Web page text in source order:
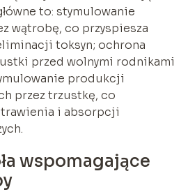
to: stymulowanie
wątrobę, co przyspiesza
toksyn; ochrona
przed wolnymi rodnikami
produkcji
przez trzustkę, co
i absorpcji
wspomagające